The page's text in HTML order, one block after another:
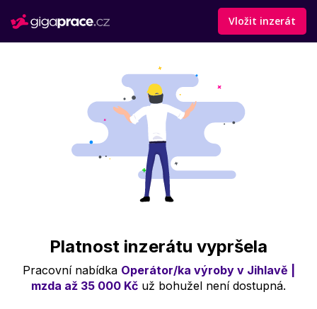
Vložit inzerát
Platnost inzerátu vypršela
Pracovní nabídka Operátor/ka výroby v Jihlavě |
mzda až 35 000 Kč už bohužel není dostupná.